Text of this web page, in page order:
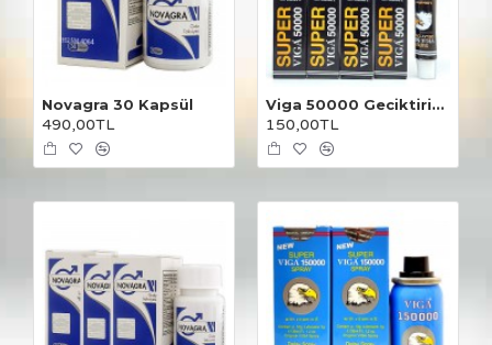
Novagra 30 Kapsül
490,00TL
Viga 50000 Geciktirici Krem 4 Adet
150,00TL